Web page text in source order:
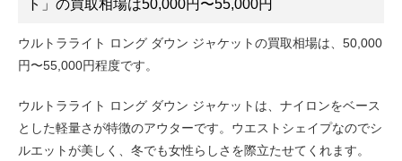
ト」の買取相場は50,000円〜55,000円
ウルトラライト ロング ダウン ジャケットの買取相場は、50,000
円〜55,000円程度です。
ウルトラライト ロング ダウン ジャケットは、ナイロンをベース
とした軽量さが特徴のアウターです。ウエストシェイプなのでシ
ルエットが美しく、冬でも女性らしさを際立たせてくれます。